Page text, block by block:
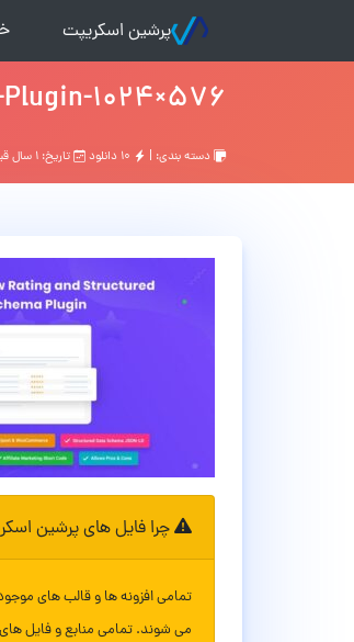
پرشین اسکریپت
1024×576
دسته بندی: | تاریخ: ۱ سال قبل
چرا فایل های پرشین
تمامی افزونه ها و قالب های
می شوند. تمامی منابع و فایل